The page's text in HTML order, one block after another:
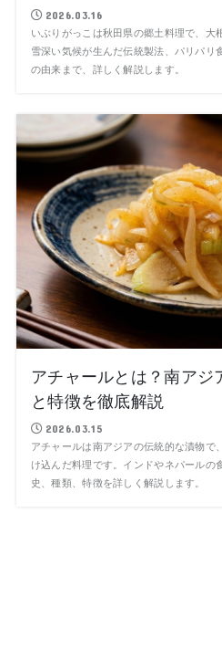
2026.03.16
いぶりがっこは秋田県の郷土料理で、大
雪深い気候が生んだ伝統製法、パリパリ
の由来まで、詳しく解説します。
アチャールとは？南アジ
と特徴を徹底解説
2026.03.15
アチャールは南アジアの伝統的な漬物で
け込んだ料理です。インドやネパールの
史、種類、特徴を詳しく解説します。